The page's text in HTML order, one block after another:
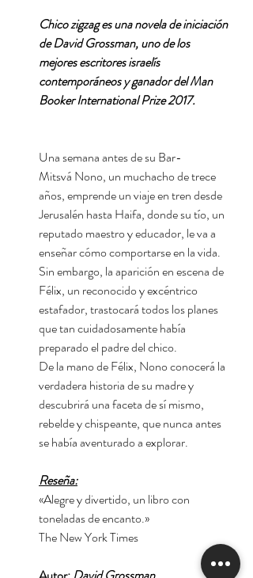
Chico zigzag es una novela de iniciación
de David Grossman, uno de los
mejores escritores israelís
contemporáneos y ganador del Man
Booker International Prize 2017.
Una semana antes de su Bar-
Mitsvá Nono, un muchacho de trece
años, emprende un viaje en tren desde
Jerusalén hasta Haifa, donde su tío, un
reputado maestro y educador, le va a
enseñar cómo comportarse en la vida.
Sin embargo, la aparición en escena de
Félix, un reconocido y excéntrico
estafador, trastocará todos los planes
que tan cuidadosamente había
preparado el padre del chico.
De la mano de Félix, Nono conocerá la
verdadera historia de su madre y
descubrirá una faceta de sí mismo,
rebelde y chispeante, que nunca antes
se había aventurado a explorar.
Reseña:
«Alegre y divertido, un libro con
toneladas de encanto.»
The New York Times